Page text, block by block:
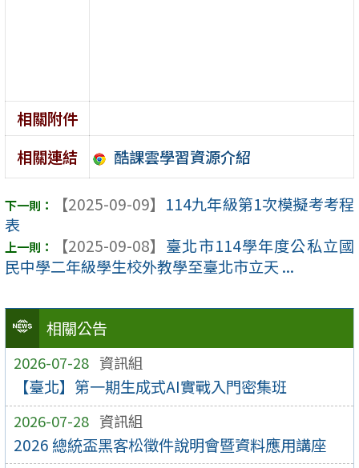
相關公告
2026-07-28 資訊組
【臺北】第一期生成式AI實戰入門密集班
2026-07-28 資訊組
2026 總統盃黑客松徵件說明會暨資料應用講座
相關附件
相關連結
酷課雲學習資源介紹
【2025-09-09】 114九年級第1次模擬考考程
表
【2025-09-08】 臺北市114學年度公私立國
民中學二年級學生校外教學至臺北市立天 ...